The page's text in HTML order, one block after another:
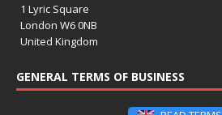
1 Lyric Square
London W6 0NB
United Kingdom
GENERAL TERMS OF BUSINESS